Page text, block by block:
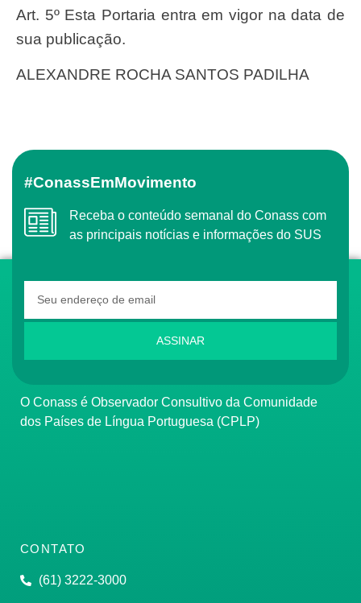
Art. 5º Esta Portaria entra em vigor na data de
sua publicação.
ALEXANDRE ROCHA SANTOS PADILHA
#ConassEmMovimento
Receba o conteúdo semanal do Conass com
as principais notícias e informações do SUS
ASSINAR
O Conass é Observador Consultivo da Comunidade
dos Países de Língua Portuguesa (CPLP)
CONTATO
(61) 3222-3000